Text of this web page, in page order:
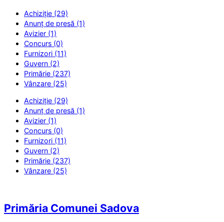
Achiziție (29)
Anunț de presă (1)
Avizier (1)
Concurs (0)
Furnizori (11)
Guvern (2)
Primărie (237)
Vânzare (25)
Achiziție (29)
Anunț de presă (1)
Avizier (1)
Concurs (0)
Furnizori (11)
Guvern (2)
Primărie (237)
Vânzare (25)
Primăria Comunei Sadova